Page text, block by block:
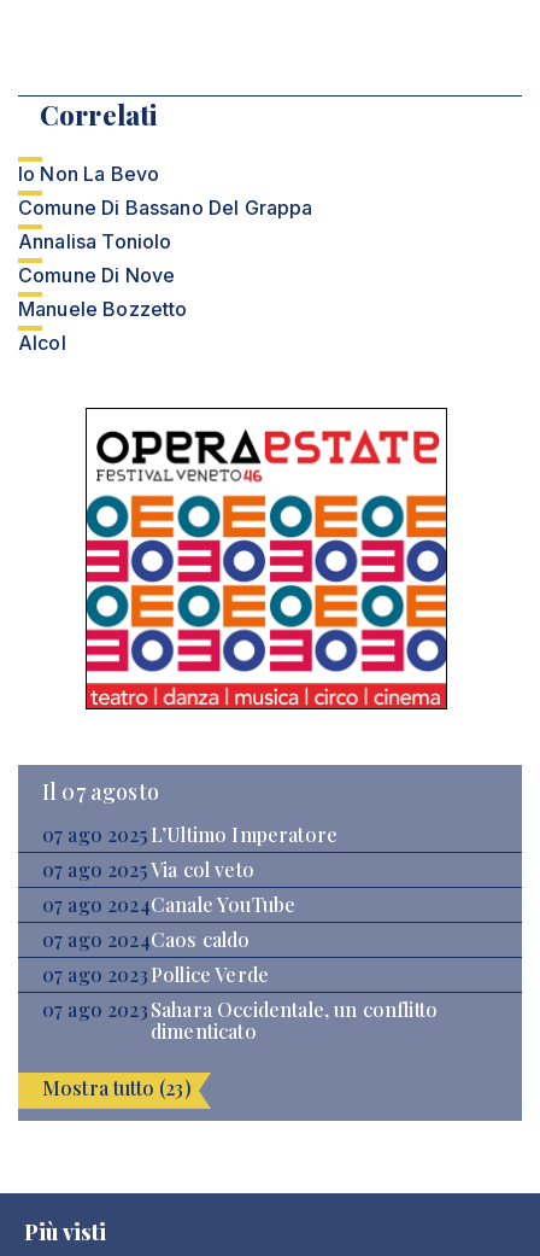
Correlati
Io Non La Bevo
Comune Di Bassano Del Grappa
Annalisa Toniolo
Comune Di Nove
Manuele Bozzetto
Alcol
Il 07 agosto
07 ago 2025 L’Ultimo Imperatore
07 ago 2025Via col veto
07 ago 2024Canale YouTube
07 ago 2024Caos caldo
07 ago 2023Pollice Verde
07 ago 2023Sahara Occidentale, un conflitto
dimenticato
Mostra tutto (23)
Più visti